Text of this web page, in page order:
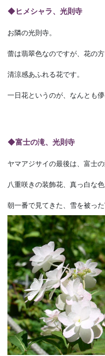
◆ヒメシャラ、光則寺
お隣の光則寺。
蕾は翡翠色なのですが、花の方
清涼感あふれる花です。
一日花というのが、なんとも
◆富士の滝、光則寺
ヤマアジサイの最後は、富士の
八重咲きの装飾花、真っ白な
朝一番で見てきた、雪を被っ